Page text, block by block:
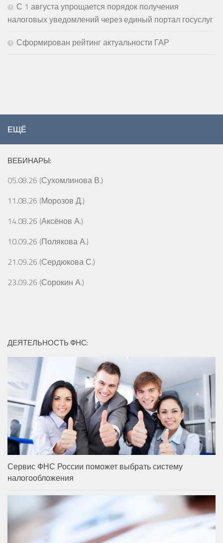
С 1 августа упрощается порядок получения
налоговых уведомлений через единый портал госуслуг
Сформирован рейтинг актуальности ГАР
ЕЩЁ
ВЕБИНАРЫ:
05.08.26 (Сухомлинова В.)
11.08.26 (Морозов Д.)
14.08.26 (Аксёнов А.)
10.09.26 (Полякова А.)
21.09.26 (Сердюкова С.)
23.09.26 (Сорокин А.)
ДЕЯТЕЛЬНОСТЬ ФНС:
Сервис ФНС России поможет выбрать систему
налогообложения